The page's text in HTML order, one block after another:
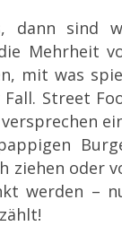
dann sind
Mehrheit
mit was
Street
ei
ziehen oder
werden –